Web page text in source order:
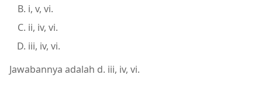
i, v, vi.
ii, iv, vi.
iii, iv, vi.
Jawabannya adalah d. iii, iv, vi.